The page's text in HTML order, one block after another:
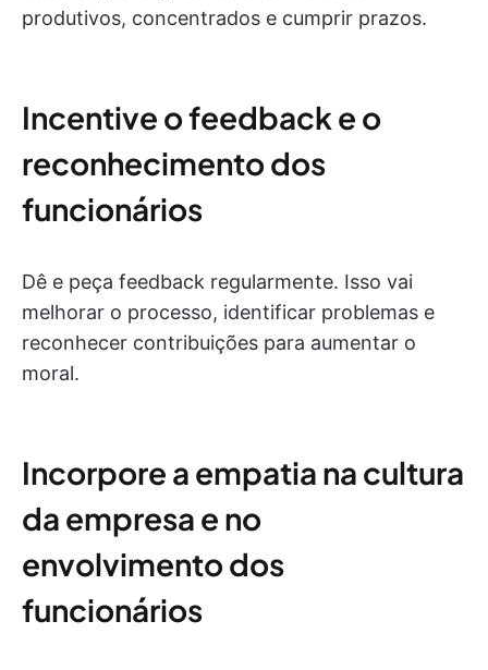
produtivos, concentrados e cumprir prazos.
Incentive o feedback e o
reconhecimento dos
funcionários
Dê e peça feedback regularmente. Isso vai
melhorar o processo, identificar problemas e
reconhecer contribuições para aumentar o
moral.
Incorpore a empatia na cultura
da empresa e no
envolvimento dos
funcionários